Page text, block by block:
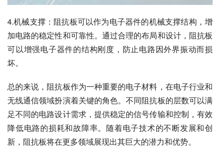
4.机械支撑：阻抗板可以作为电子器件的机械支撑结构，增
加电路的稳定性和可靠性。通过合理的布局和设计，阻抗板
可以增强电子器件的结构刚度，防止电路因外界振动而损
坏。
总的来说，阻抗板作为一种重要的电子材料，在电子行业和
无线通信领域扮演着关键的角色。不同阻抗板的层数可以满
足不同的电路设计需求，提供稳定的信号传输和控制，有效
降低电路的损耗和故障率。随着电子技术的不断发展和创
新，阻抗板将在更多领域展现出其巨大的潜力和优势。